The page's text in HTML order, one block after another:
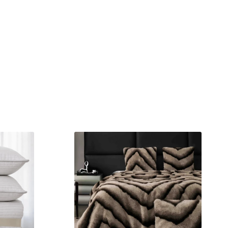
fiecare panou
3;